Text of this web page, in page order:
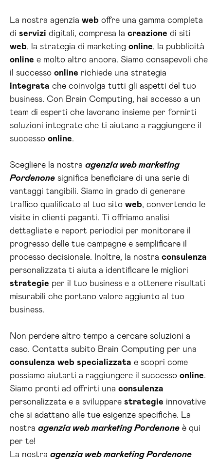
La nostra agenzia web offre una gamma completa
di servizi digitali, compresa la creazione di siti
web, la strategia di marketing online, la pubblicità
online e molto altro ancora. Siamo consapevoli che
il successo online richiede una strategia
integrata che coinvolga tutti gli aspetti del tuo
business. Con Brain Computing, hai accesso a un
team di esperti che lavorano insieme per fornirti
soluzioni integrate che ti aiutano a raggiungere il
successo online.
Scegliere la nostra agenzia web marketing
Pordenone significa beneficiare di una serie di
vantaggi tangibili. Siamo in grado di generare
traffico qualificato al tuo sito web, convertendo le
visite in clienti paganti. Ti offriamo analisi
dettagliate e report periodici per monitorare il
progresso delle tue campagne e semplificare il
processo decisionale. Inoltre, la nostra consulenza
personalizzata ti aiuta a identificare le migliori
strategie per il tuo business e a ottenere risultati
misurabili che portano valore aggiunto al tuo
business.
Non perdere altro tempo a cercare soluzioni a
caso. Contatta subito Brain Computing per una
consulenza web specializzata e scopri come
possiamo aiutarti a raggiungere il successo online.
Siamo pronti ad offrirti una consulenza
personalizzata e a sviluppare strategie innovative
che si adattano alle tue esigenze specifiche. La
nostra agenzia web marketing Pordenone è qui
per te!
La nostra agenzia web marketing Pordenone